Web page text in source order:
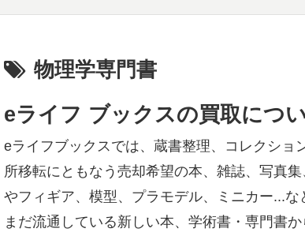
物理学専門書
eライフ ブックスの買取につ
eライフブックスでは、蔵書整理、コレクショ
所移転にともなう売却希望の本、雑誌、写真
やフィギア、模型、プラモデル、ミニカー...な
まだ流通している新しい本、学術書・専門書